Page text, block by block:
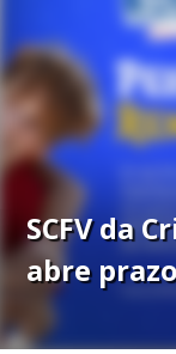
SCFV da
abre